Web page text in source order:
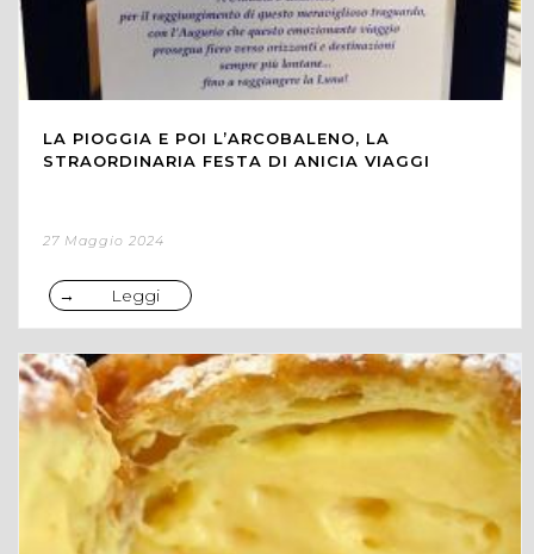
LA PIOGGIA E POI L’ARCOBALENO, LA
STRAORDINARIA FESTA DI ANICIA VIAGGI
27 Maggio 2024
Leggi